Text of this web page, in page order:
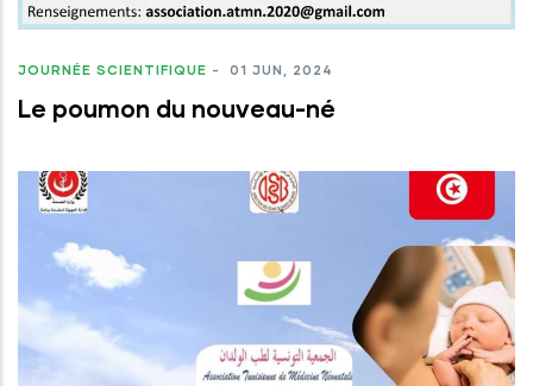
JOURNÉE SCIENTIFIQUE - 01 JUN, 2024
Le poumon du nouveau-né